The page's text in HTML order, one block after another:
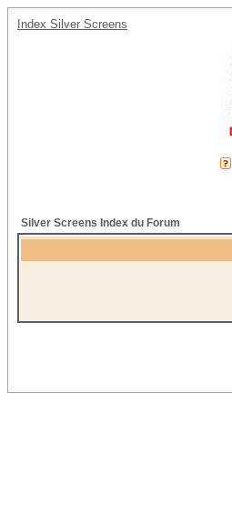
Index Silver Screens
Silver Screens Index du Forum